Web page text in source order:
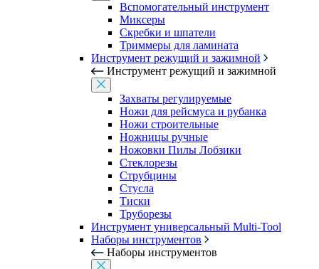
Вспомогательный инструмент
Миксеры
Скребки и шпатели
Триммеры для ламината
Инструмент режущий и зажимной
Инструмент режущий и зажимной
Захваты регулируемые
Ножи для рейсмуса и рубанка
Ножи строительные
Ножницы ручные
Ножовки Пилы Лобзики
Стеклорезы
Струбцины
Стусла
Тиски
Труборезы
Инструмент универсальный Multi-Tool
Наборы инструментов
Наборы инструментов